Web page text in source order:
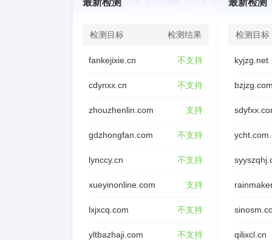
最新检测
检测目标 检测结果
fankejixie.cn 不支持
cdynxx.cn 不支持
zhouzhenlin.com 支持
gdzhongfan.com 不支持
lynccy.cn 不支持
xueyinonline.com 支持
lxjxcq.com 不支持
yltbazhaji.com 不支持
最新检测
检测目标
kyjzg.net
qilixcl.cn